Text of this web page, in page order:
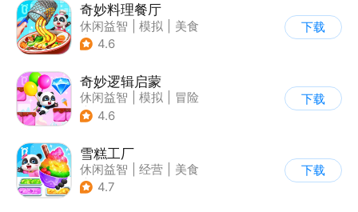
奇妙料理餐厅
休闲益智 模拟
美食
| 宝宝巴士
4.6
下载
奇妙逻辑启蒙
休闲益智 模拟
冒险
| 宝宝巴士
4.6
下载
雪糕工厂
休闲益智 经营
美食
| 宝宝巴士
4.7
下载